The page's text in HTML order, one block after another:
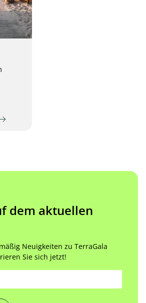
dem aktuellen
Neuigkeiten zu TerraGala
Sie sich jetzt!